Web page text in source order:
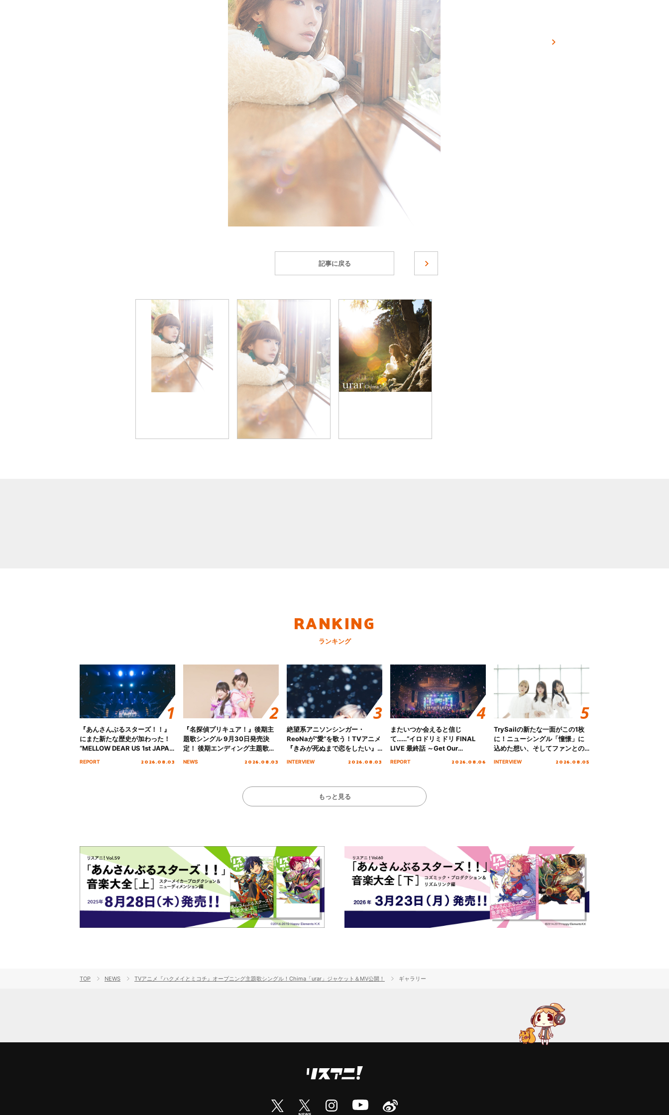
記事に戻る
RANKING
ランキング
『あんさんぶるスターズ！！』
にまた新たな歴史が加わった！
“MELLOW DEAR US 1st JAPAN
REPORT 2026.08.03
『名探偵プリキュア！』後期主
題歌シングル 9月30日発売決
定！ 後期エンディング主題歌
NEWS 2026.08.03
絶望系アニソンシンガー・
ReoNaが“愛”を歌う！TVアニメ
『きみが死ぬまで恋をしたい』
INTERVIEW 2026.08.03
またいつか会えると信じ
て……“イロドリミドリ FINAL
LIVE 最終話 ～Get Our
REPORT 2026.08.06
TrySailの新たな一面がこの1枚
に！ニューシングル「憧憬」に
込めた想い、そしてファンとの
INTERVIEW 2026.08.05
もっと見る
TOP NEWS TVアニメ『ハクメイとミコチ』オープニング主題歌シングル！Chima「urar」ジャケット＆MV公開！ ギャラリー